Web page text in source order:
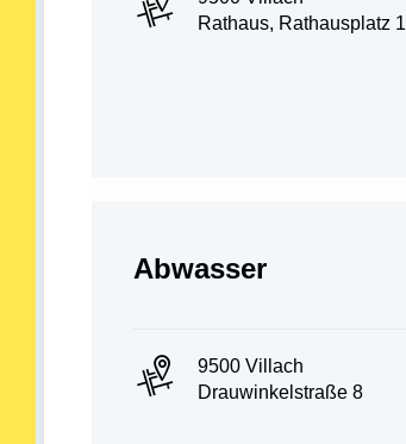
Adresse:
Rathaus, Rathausplatz 1
Abteilung öffnen:
Abwasser
PLZ und Ort:
9500 Villach
Adresse:
Drauwinkelstraße 8